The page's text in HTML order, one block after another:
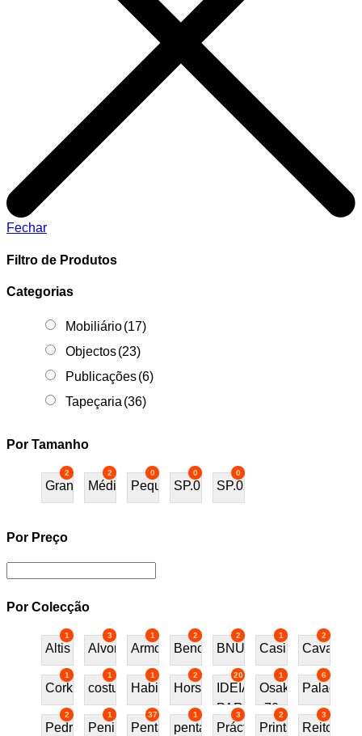
Fechar
Filtro de Produtos
Categorias
Mobiliário(17)
Objectos(23)
Publicações(6)
Tapeçaria (36)
Por Tamanho
2
Grande
2
Médio
0
Pequeno
0
SP.01
0
SP.02
Por Preço
Por Colecção
1
Altis
3
Alvor
1
Armchair
2
Bench
2
BNU
1
Casino
2
Cavalos
1
Cork
1
costureira
1
Habitat70
2
Horses
20
IDEIAS
PARA
PRESENTE
1
Osaka
70
6
Palace
2
Pedra
1
Peninsular
37
Penta
1
pentafurniture
3
Práctica
2
Prints
3
Reitoria